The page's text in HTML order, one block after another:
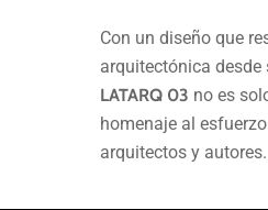
Con un diseño que
arquitectónica
LATARQ 03 no es
homenaje al
arquitectos y autores.